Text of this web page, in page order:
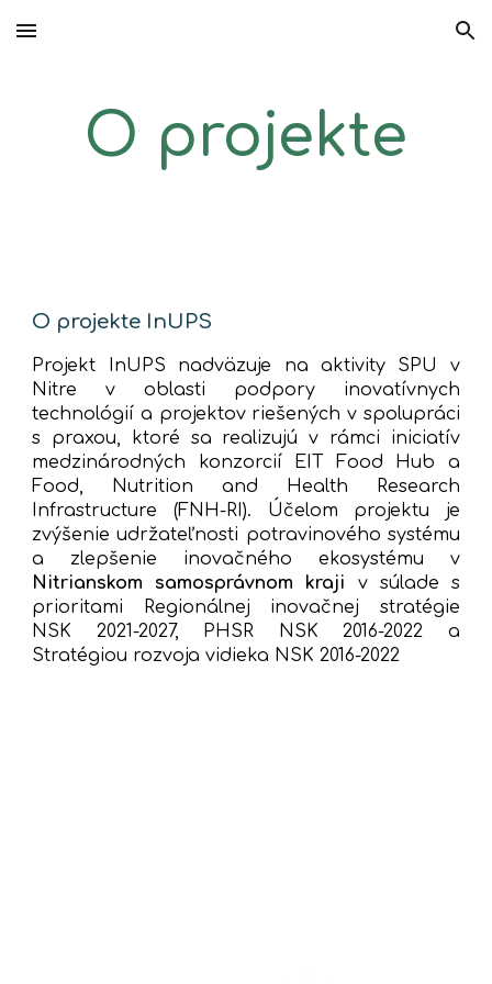
Skip to main content Skip to navigation
O projekte
O projekte InUPS
Projekt InUPS nadväzuje na aktivity SPU v
Nitre v oblasti podpory inovatívnych
technológií a projektov riešených v spolupráci
s praxou, ktoré sa realizujú v rámci iniciatív
medzinárodných konzorcií EIT Food Hub a
Food, Nutrition and Health Research
Infrastructure (FNH-RI). Účelom projektu je
zvýšenie udržateľnosti potravinového systému
a zlepšenie inovačného ekosystému v
Nitrianskom samosprávnom kraji v súlade s
prioritami Regionálnej inovačnej stratégie
NSK 2021-2027, PHSR NSK 2016-2022 a
Stratégiou rozvoja vidieka NSK 2016-2022